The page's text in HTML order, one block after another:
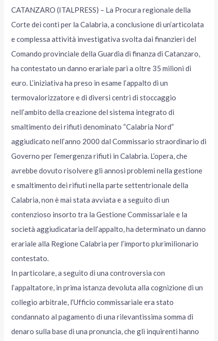
CATANZARO (ITALPRESS) – La Procura regionale della
Corte dei conti per la Calabria, a conclusione di un’articolata
e complessa attività investigativa svolta dai finanzieri del
Comando provinciale della Guardia di finanza di Catanzaro,
ha contestato un danno erariale pari a oltre 35 milioni di
euro. L’iniziativa ha preso in esame l’appalto di un
termovalorizzatore e di diversi centri di stoccaggio
nell’ambito della creazione del sistema integrato di
smaltimento dei rifiuti denominato “Calabria Nord”
aggiudicato nell’anno 2000 dal Commissario straordinario di
Governo per l’emergenza rifiuti in Calabria. L’opera, che
avrebbe dovuto risolvere gli annosi problemi nella gestione
e smaltimento dei rifiuti nella parte settentrionale della
Calabria, non è mai stata avviata e a seguito di un
contenzioso insorto tra la Gestione Commissariale e la
società aggiudicataria dell’appalto, ha determinato un danno
erariale alla Regione Calabria per l’importo plurimilionario
contestato.
In particolare, a seguito di una controversia con
l’appaltatore, in prima istanza devoluta alla cognizione di un
collegio arbitrale, l’Ufficio commissariale era stato
condannato al pagamento di una rilevantissima somma di
denaro sulla base di una pronuncia, che gli inquirenti hanno